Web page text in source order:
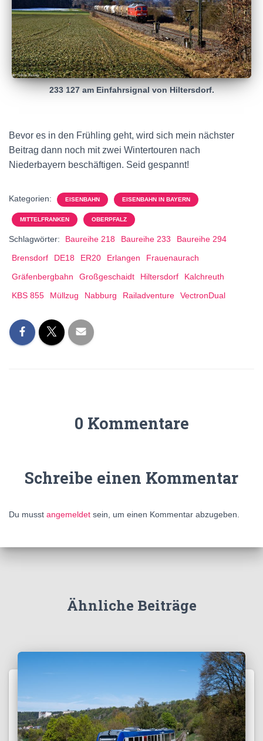
233 127 am Einfahrsignal von Hiltersdorf.
Bevor es in den Frühling geht, wird sich mein nächster
Beitrag dann noch mit zwei Wintertouren nach
Niederbayern beschäftigen. Seid gespannt!
Kategorien: EISENBAHN EISENBAHN IN BAYERN
MITTELFRANKEN OBERPFALZ
Schlagwörter: Baureihe 218 Baureihe 233
Baureihe 294
Brensdorf
DE18 ER20 Erlangen
Frauenaurach
Gräfenbergbahn
Großgeschaidt Hiltersdorf
Kalchreuth
KBS 855
Müllzug Nabburg Railadventure VectronDual
0 Kommentare
Schreibe einen Kommentar
Du musst angemeldet sein, um einen Kommentar abzugeben.
Ähnliche Beiträge